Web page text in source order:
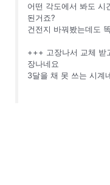
어떤 각도에서 봐도 시
된거죠?
건전지 바꿔봤는데도
+++ 고장나서 교체 받
장나네요
3달을 채 못 쓰는 시계